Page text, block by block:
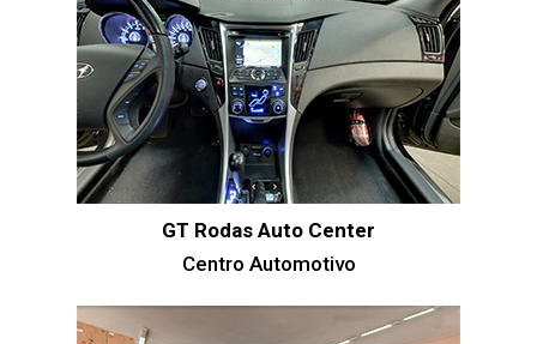
GT Rodas Auto Center
Centro Automotivo